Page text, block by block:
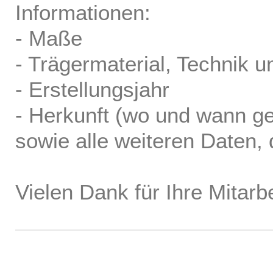
Informationen:
- Maße
- Trägermaterial, Technik
- Erstellungsjahr
- Herkunft (wo und wann
sowie alle weiteren
Vielen Dank für Ihre